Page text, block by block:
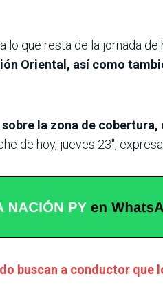
que resta de la jornada de
Oriental, así como
la zona de
de hoy, jueves 23″,
buscan a conductor que